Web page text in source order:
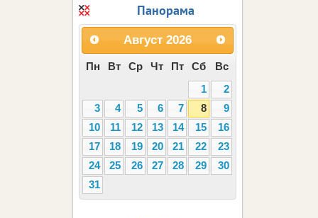
Панорама
Август 2026
Пн Вт Ср Чт Пт Сб
Вс
1
2
3
4 5 6 7 8
9
10
11 12 13 14 15
16
17
18 19 20 21 22
23
24
25 26 27 28 29
30
31